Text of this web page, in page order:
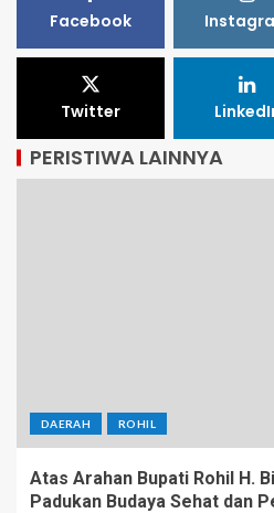
Facebook
Twitter
PERISTIWA LAINNYA
DAERAH ROHIL
Atas Arahan Bupati Rohil H.
Padukan Budaya Sehat dan